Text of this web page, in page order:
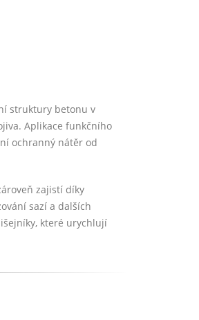
struktury betonu v
Aplikace funkčního
ochranný nátěr od
zajistí díky
sazí a dalších
které urychlují